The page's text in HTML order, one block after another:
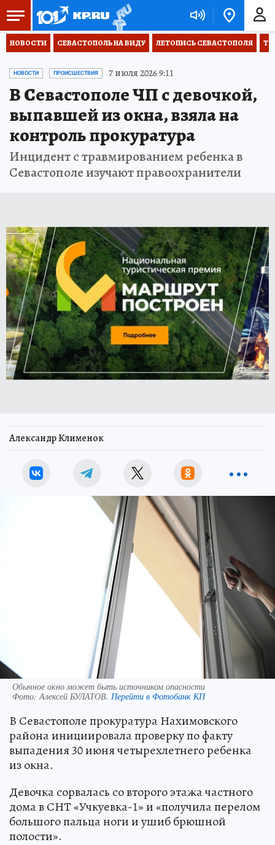
НОВОСТИ СЕВАСТОПОЛЬ НА ВИДУ ЛЕТОПИСЬ СЕВАСТОПОЛЯ
НОВОСТИ ПРОИСШЕСТВИЯ 7 июля 2026 9:11
В Севастополе ЧП с девочкой,
выпавшей из окна, взяла на
контроль прокуратура
Инцидент с травмированием ребенка в
Севастополе изучают правоохранители
Александр Клименок
Обычное окно может быть источником опасности
Фото:Алексей БУЛАТОВ. Перейти в Фотобанк КП
В Севастополе прокуратура Нахимовского
района инициировала проверку по факту
выпадения 30 июня четырехлетнего ребенка
из окна.
Девочка сорвалась со второго этажа частного
дома в СНТ «Учкуевка-1» и «получила перелом
большого пальца ноги и ушиб брюшной
полости».